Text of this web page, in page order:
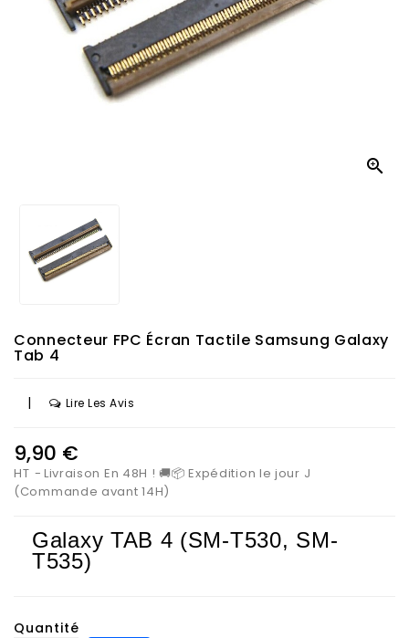

Connecteur FPC Écran Tactile Samsung Galaxy
Tab 4
| Lire Les Avis
9,90 €
HT
Livraison En 48H ! 🚚📦 Expédition le jour J
(Commande avant 14H)
Galaxy TAB 4 (SM-T530, SM-
T535)
Quantité